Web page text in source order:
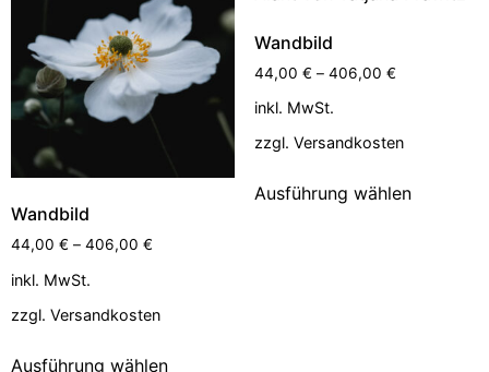
Wandbild
44,00 € – 406,00 €
inkl. MwSt.
zzgl. Versandkosten
Ausführung wählen
Wandbild
44,00 € – 406,00 €
inkl. MwSt.
zzgl. Versandkosten
Ausführung wählen